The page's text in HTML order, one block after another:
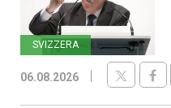
SVIZZERA
06.08.2026